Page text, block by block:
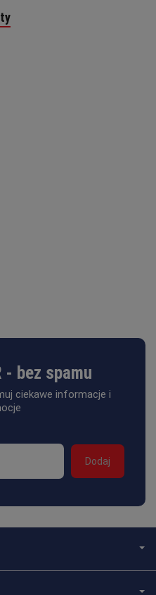
- bez spamu
ciekawe informacje i